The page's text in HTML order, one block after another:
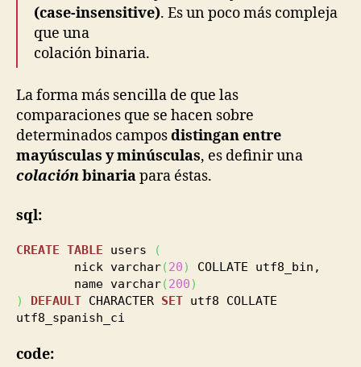
(case-insensitive). Es un poco más compleja
que una
colación binaria.
La forma más sencilla de que las
comparaciones que se hacen sobre
determinados camposdistingan entre
mayúsculas y minúsculas, es definir una
colaciónbinariapara éstas.
sql:
CREATE TABLE users
(
nick varchar(20)
COLLATE utf8_bin,
name varchar(200)
)
DEFAULT CHARACTER SET utf8 COLLATE
utf8_spanish_ci
code: